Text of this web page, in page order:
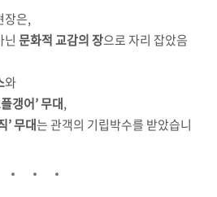
장은,
닌 문화적 교감의 장으로 자리 잡았음
와
갱어’ 무대,
’ 무대는 관객의 기립박수를 받았습니